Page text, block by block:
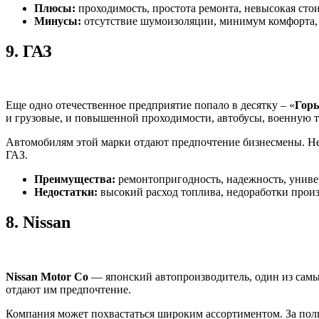
Плюсы: проходимость, простота ремонта, невысокая
Минусы: отсутствие шумоизоляции, минимум
9. ГАЗ
Еще одно отечественное предприятие попало в десятку – «
и грузовые, и повышенной проходимости, автобусы, военную
Автомобилям этой марки отдают предпочтение бизнесмены.
ГАЗ.
Преимущества: ремонтопригодность, надежность,
Недостатки: высокий расход топлива, недоработки
8. Nissan
Nissan Motor Co — японский автопроизводитель, один из
отдают им предпочтение.
Компания может похвастаться широким ассортиментом. За